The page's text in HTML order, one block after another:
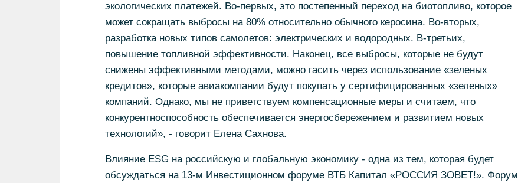
экологических платежей. Во-первых, это постепенный переход на биотопливо, которое
может сокращать выбросы на 80% относительно обычного керосина. Во-вторых,
разработка новых типов самолетов: электрических и водородных. В-третьих,
повышение топливной эффективности. Наконец, все выбросы, которые не будут
снижены эффективными методами, можно гасить через использование «зеленых
кредитов», которые авиакомпании будут покупать у сертифицированных «зеленых»
компаний. Однако, мы не приветствуем компенсационные меры и считаем, что
конкурентноспособность обеспечивается энергосбережением и развитием новых
технологий», - говорит Елена Сахнова.
Влияние ESG на российскую и глобальную экономику - одна из тем, которая будет
обсуждаться на 13-м Инвестиционном форуме ВТБ Капитал «РОССИЯ ЗОВЕТ!». Форум